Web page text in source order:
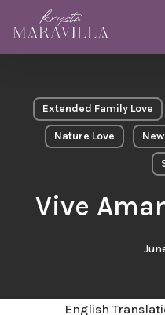
main
Extended Family Love
Nature Love
Vive
English